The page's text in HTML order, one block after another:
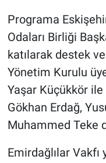
Programa
Odaları Birliği
katılarak destek
Yönetim Kurulu
Yaşar Küçükkör
Gökhan Erdağ,
Muhammed Teke
Emirdağlılar